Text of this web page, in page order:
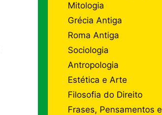
Mitologia
Grécia Antiga
Roma Antiga
Sociologia
Antropologia
Estética e Arte
Filosofia do Direito
Frases, Pensamentos e